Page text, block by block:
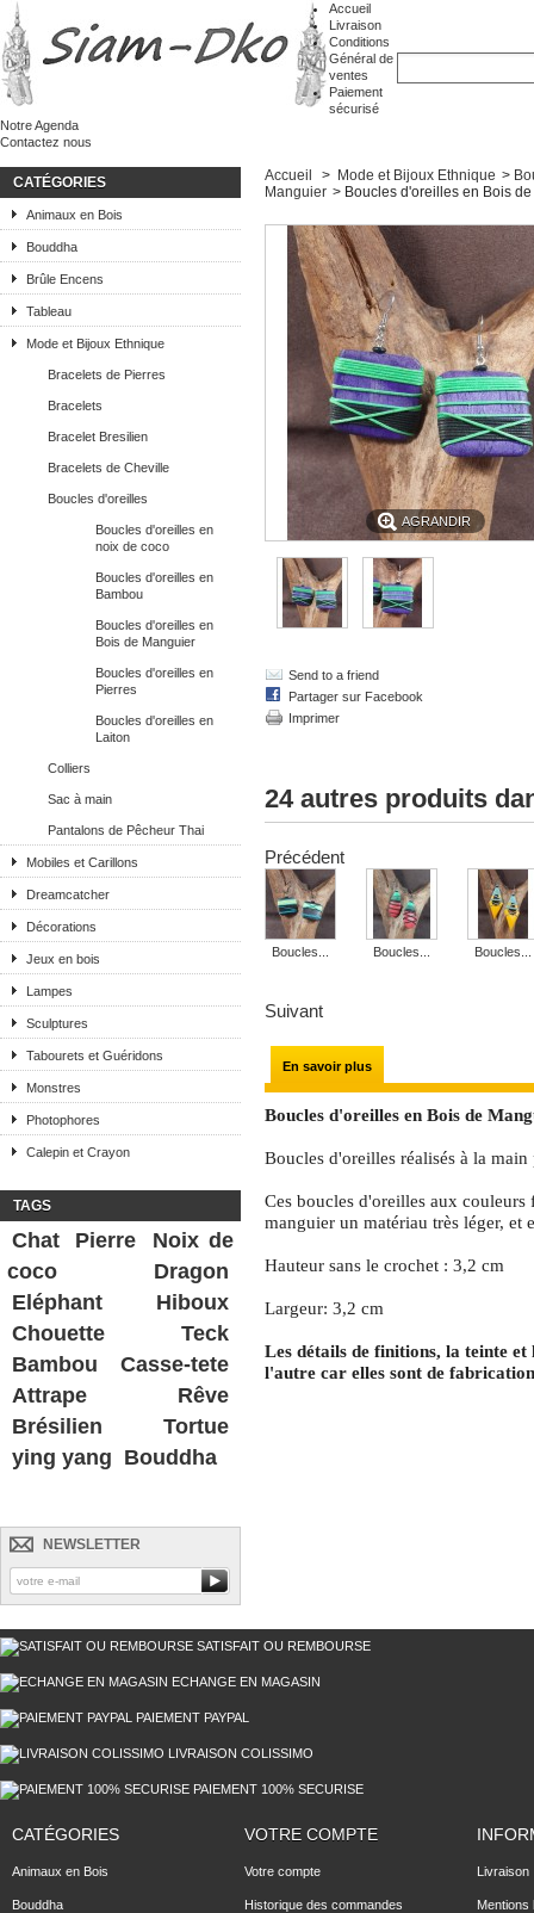
Accueil
Livraison
Conditions
Général de
ventes
Paiement
sécurisé
Notre Agenda
Contactez nous
CATÉGORIES
Animaux en Bois
Bouddha
Brûle Encens
Tableau
Mode et Bijoux Ethnique
Bracelets de Pierres
Bracelets
Bracelet Bresilien
Bracelets de Cheville
Boucles d'oreilles
Boucles d'oreilles en
noix de coco
Boucles d'oreilles en
Bambou
Boucles d'oreilles en
Bois de Manguier
Boucles d'oreilles en
Pierres
Boucles d'oreilles en
Laiton
Colliers
Sac à main
Pantalons de Pêcheur Thai
Mobiles et Carillons
Dreamcatcher
Décorations
Jeux en bois
Lampes
Sculptures
Tabourets et Guéridons
Monstres
Photophores
Calepin et Crayon
TAGS
Chat Pierre
Noix de
coco
Dragon
Eléphant
Hiboux
Chouette
Teck
Bambou
Casse-tete
Attrape Rêve
Brésilien
Tortue
ying yang Bouddha
NEWSLETTER
Accueil > Mode et Bijoux Ethnique >
Manguier > Boucles d'oreilles en Bois
AGRANDIR
Send to a friend
Partager sur Facebook
Imprimer
24 autres produits
Précédent
Boucles... Boucles... Boucles...
Suivant
En savoir plus
Boucles d'oreilles en Bois de
Boucles d'oreilles réalisés à la
Ces boucles d'oreilles aux
manguier un matériau très léger, et
Hauteur sans le crochet : 3,2 cm
Largeur: 3,2 cm
Les détails de finitions, la teinte
l'autre car elles sont de
SATISFAIT OU REMBOURSE
ECHANGE EN MAGASIN
PAIEMENT PAYPAL
LIVRAISON COLISSIMO
PAIEMENT 100% SECURISE
CATÉGORIES
Animaux en Bois
Bouddha
VOTRE COMPTE
Votre compte
Historique des commandes
Livraison
Mentions